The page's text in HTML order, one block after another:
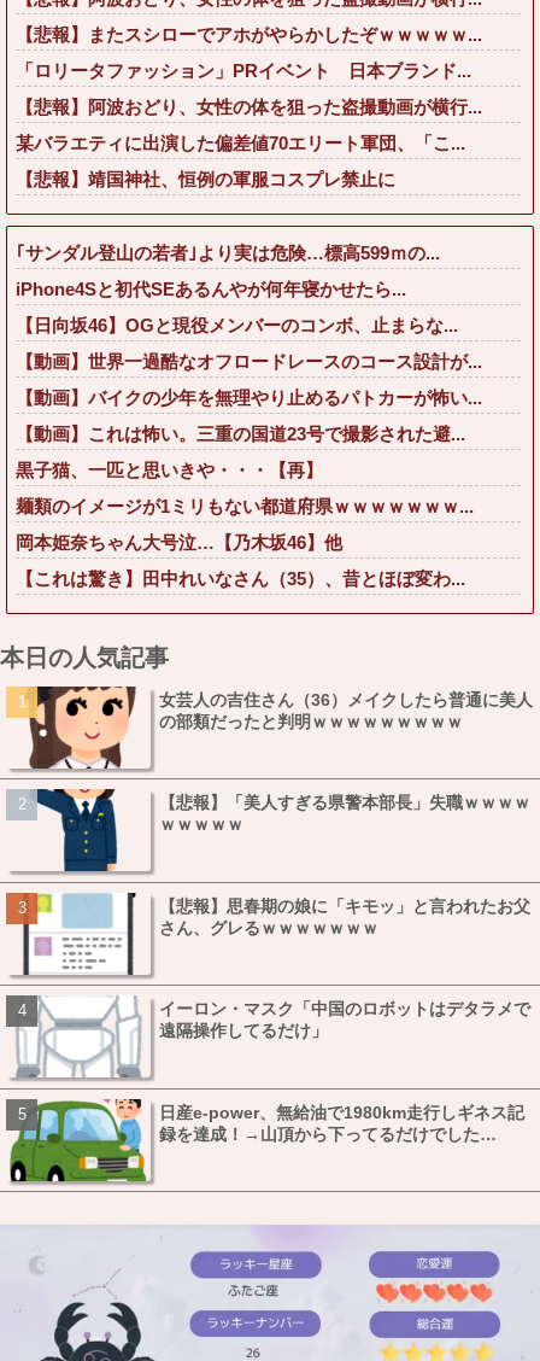
【悲報】またスシローでアホがやらかしたぞｗｗｗｗｗ...
「ロリータファッション」PRイベント 日本ブランド...
【悲報】阿波おどり、女性の体を狙った盗撮動画が横行...
某バラエティに出演した偏差値70エリート軍団、「こ...
【悲報】靖国神社、恒例の軍服コスプレ禁止に
｢サンダル登山の若者｣より実は危険…標高599ｍの...
iPhone4Sと初代SEあるんやが何年寝かせたら...
【日向坂46】OGと現役メンバーのコンボ、止まらな...
【動画】世界一過酷なオフロードレースのコース設計が...
【動画】バイクの少年を無理やり止めるパトカーが怖い...
【動画】これは怖い。三重の国道23号で撮影された避...
黒子猫、一匹と思いきや・・・【再】
麺類のイメージが1ミリもない都道府県ｗｗｗｗｗｗｗ...
岡本姫奈ちゃん大号泣…【乃木坂46】他
【これは驚き】田中れいなさん（35）、昔とほぼ変わ...
本日の人気記事
女芸人の吉住さん（36）メイクしたら普通に美人
の部類だったと判明ｗｗｗｗｗｗｗｗｗ
【悲報】「美人すぎる県警本部長」失職ｗｗｗｗ
ｗｗｗｗｗ
【悲報】思春期の娘に「キモッ」と言われたお父
さん、グレるｗｗｗｗｗｗｗ
イーロン・マスク「中国のロボットはデタラメで
遠隔操作してるだけ」
日産e-power、無給油で1980km走行しギネス記
録を達成！→山頂から下ってるだけでした…